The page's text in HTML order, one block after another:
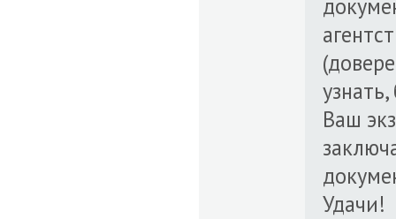
Ваш
Удачи!